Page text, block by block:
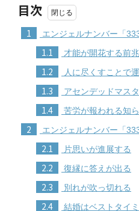
目次
1 エンジェルナンバー「
1.1 才能が開花する前兆
1.2 人に尽くすことで
1.3 アセンデッドマス
1.4 苦労が報われる知
2 エンジェルナンバー「
2.1 片思いが進展する
2.2 復縁に答えが出る
2.3 別れが吹っ切れる
2.4 結婚はベストタイ